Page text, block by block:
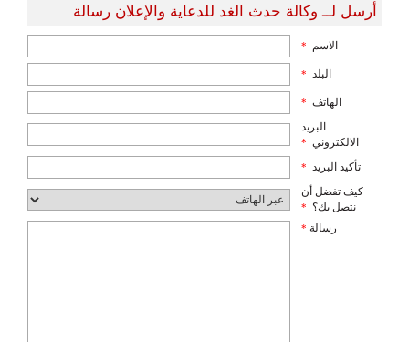
أرسل لــ وكالة حدث الغد للدعاية والإعلان رسالة
الاسم *
البلد *
الهاتف *
البريد
الالكتروني *
تأكيد البريد *
كيف تفضل أن
نتصل بك؟ *
رسالة *